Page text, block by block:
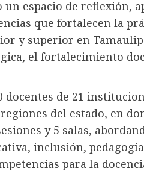
espacio de reflexión,
que fortalecen la
y superior en
el fortalecimiento
docentes de 21
del estado, en
y 5 salas,
inclusión, pedagogía
para la